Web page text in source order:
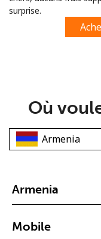
Un numéro
surprise.
Où
Armenia
Mobile